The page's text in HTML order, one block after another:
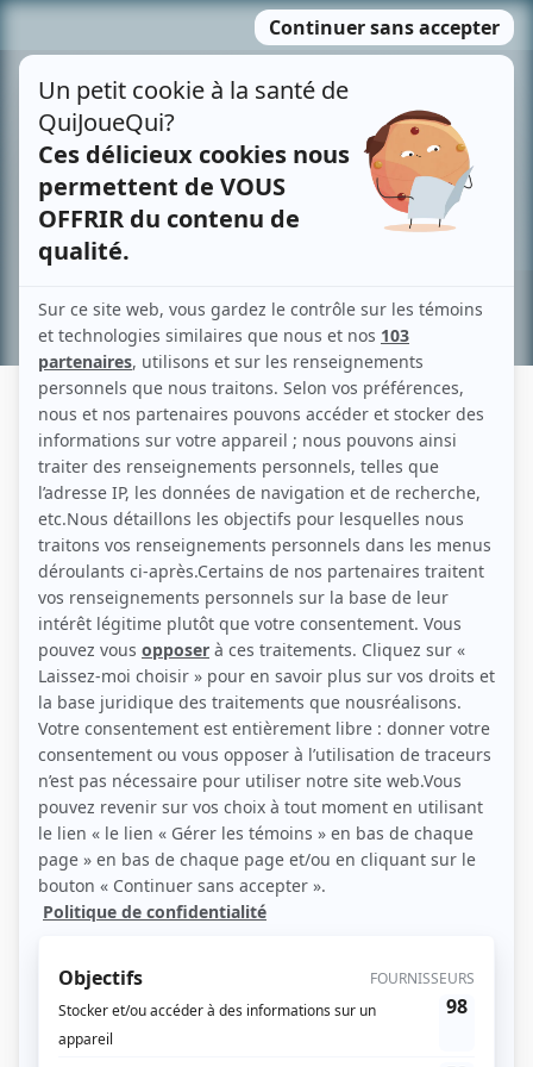
MENU
contenu
Recherche avancée »
CLÉMENT SASSEVILLE
Liens
Fiche de Clément Sasseville sur Showbizz.net
Personnages
Les pays d'en haut(Médecin2016
Casino(Chauffeur-livreur de l'imprimerie)
Casino(Livreur de cartes)
Pure laine(Mon oncle)
Annie et ses hommes(
)
Rumeurs (Fumeur
Rivière-des-Jérémie (Lapin)
Fred-Dy (Concierge)
Le monde de Charlotte Concierge)
Bouscotte(Paysan)
10-07(Policier)
Ent'Cadieux(Répartiteur)
L'Héritage(